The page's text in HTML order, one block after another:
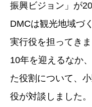
振興ビジョン」が
DMCは観光地域づ
実行役を担ってき
10年を迎えるなか
た役割について、
役が対談しました。